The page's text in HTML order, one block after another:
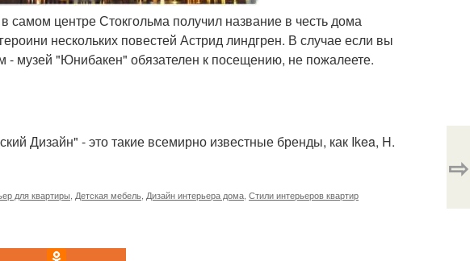
самом центре Стокгольма получил название в честь дома
нескольких повестей Астрид линдгрен. В случае если вы
- музей "Юнибакен" обязателен к посещению, не пожалеете.
Дизайн" - это такие всемирно известные бренды, как Ikea, H.
для квартиры Детская мебель Дизайн интерьера дома Стили интерьеров квартир
⇨